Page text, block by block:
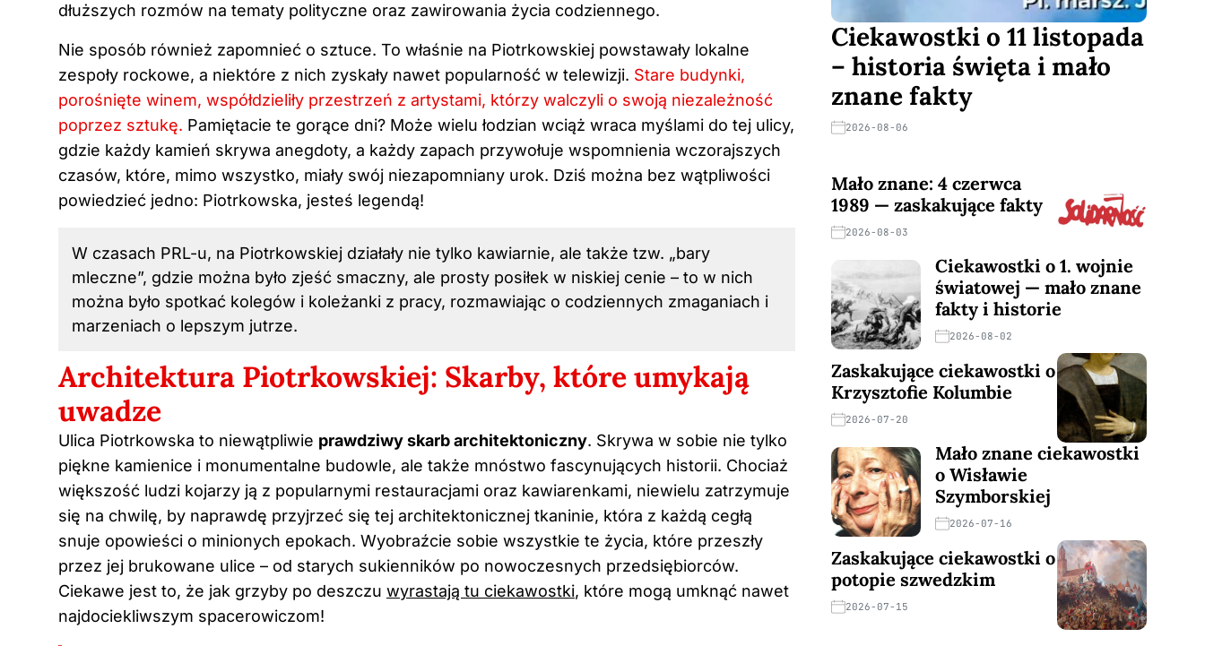
dłuższych rozmów na tematy polityczne oraz zawirowania życia codziennego.
Nie sposób również zapomnieć o sztuce. To właśnie na Piotrkowskiej powstawały lokalne
zespoły rockowe, a niektóre z nich zyskały nawet popularność w telewizji. Stare budynki,
porośnięte winem, współdzieliły przestrzeń z artystami, którzy walczyli o swoją niezależność
poprzez sztukę. Pamiętacie te gorące dni? Może wielu łodzian wciąż wraca myślami do tej ulicy,
gdzie każdy kamień skrywa anegdoty, a każdy zapach przywołuje wspomnienia wczorajszych
czasów, które, mimo wszystko, miały swój niezapomniany urok. Dziś można bez wątpliwości
powiedzieć jedno: Piotrkowska, jesteś legendą!
W czasach PRL-u, na Piotrkowskiej działały nie tylko kawiarnie, ale także tzw. „bary
mleczne”, gdzie można było zjeść smaczny, ale prosty posiłek w niskiej cenie – to w nich
można było spotkać kolegów i koleżanki z pracy, rozmawiając o codziennych zmaganiach i
marzeniach o lepszym jutrze.
Architektura Piotrkowskiej: Skarby, które umykają
uwadze
Ulica Piotrkowska to niewątpliwie prawdziwy skarb architektoniczny. Skrywa w sobie nie tylko
piękne kamienice i monumentalne budowle, ale także mnóstwo fascynujących historii. Chociaż
większość ludzi kojarzy ją z popularnymi restauracjami oraz kawiarenkami, niewielu zatrzymuje
się na chwilę, by naprawdę przyjrzeć się tej architektonicznej tkaninie, która z każdą cegłą
snuje opowieści o minionych epokach. Wyobraźcie sobie wszystkie te życia, które przeszły
przez jej brukowane ulice – od starych sukienników po nowoczesnych przedsiębiorców.
Ciekawe jest to, że jak grzyby po deszczu wyrastają tu ciekawostki, które mogą umknąć nawet
najdociekliwszym spacerowiczom!
Ciekawostki o 11 listopada
– historia święta i mało
znane fakty
2026-08-06
Mało znane: 4 czerwca
1989 — zaskakujące fakty
2026-08-03
Ciekawostki o 1. wojnie
światowej — mało znane
fakty i historie
2026-08-02
Zaskakujące ciekawostki o
Krzysztofie Kolumbie
2026-07-20
Mało znane ciekawostki
o Wisławie
Szymborskiej
2026-07-16
Zaskakujące ciekawostki o
potopie szwedzkim
2026-07-15